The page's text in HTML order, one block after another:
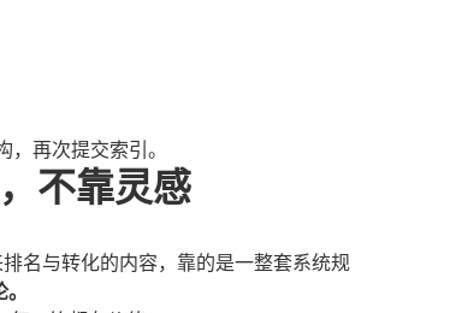
再次提交索引。
不靠灵感
名与转化的内容，靠的是一整套系统规